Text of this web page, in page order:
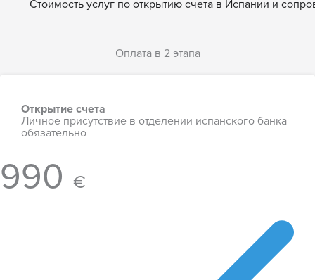
Стоимость услуг по открытию счета в Испании и
Оплата в 2 этапа
Открытие счета
Личное присутствие в отделении испанского банка
обязательно
990 €